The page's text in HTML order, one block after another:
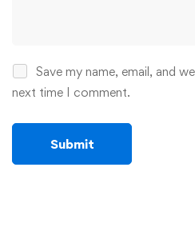
Save my name, email, and
next time I comment.